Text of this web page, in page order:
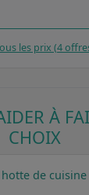
les prix (4
À
CHOIX
de cuisine